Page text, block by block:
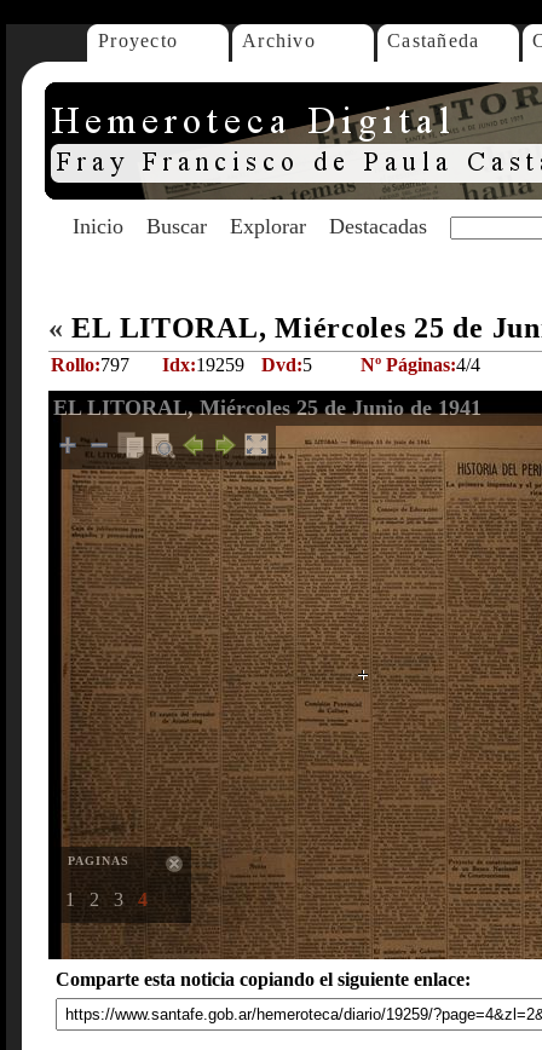
Proyecto Archivo Castañeda
Inicio Buscar Explorar Destacadas
« EL LITORAL, Miércoles 25 de
Rollo:797 Idx:19259 Dvd:5 Nº Páginas:4/4
EL LITORAL, Miércoles 25 de Junio de 1941
PAGINAS
1 2 3 4
Comparte esta noticia copiando el siguiente enlace: